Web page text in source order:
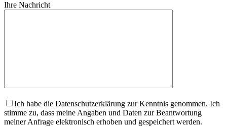
Ihre Nachricht
Ich habe die Datenschutzerklärung zur Kenntnis genommen. Ich
stimme zu, dass meine Angaben und Daten zur Beantwortung
meiner Anfrage elektronisch erhoben und gespeichert werden.